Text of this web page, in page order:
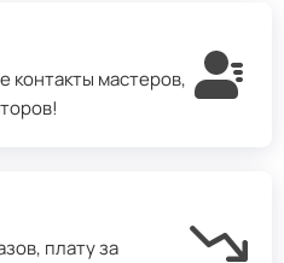
контакты мастеров,
плату за